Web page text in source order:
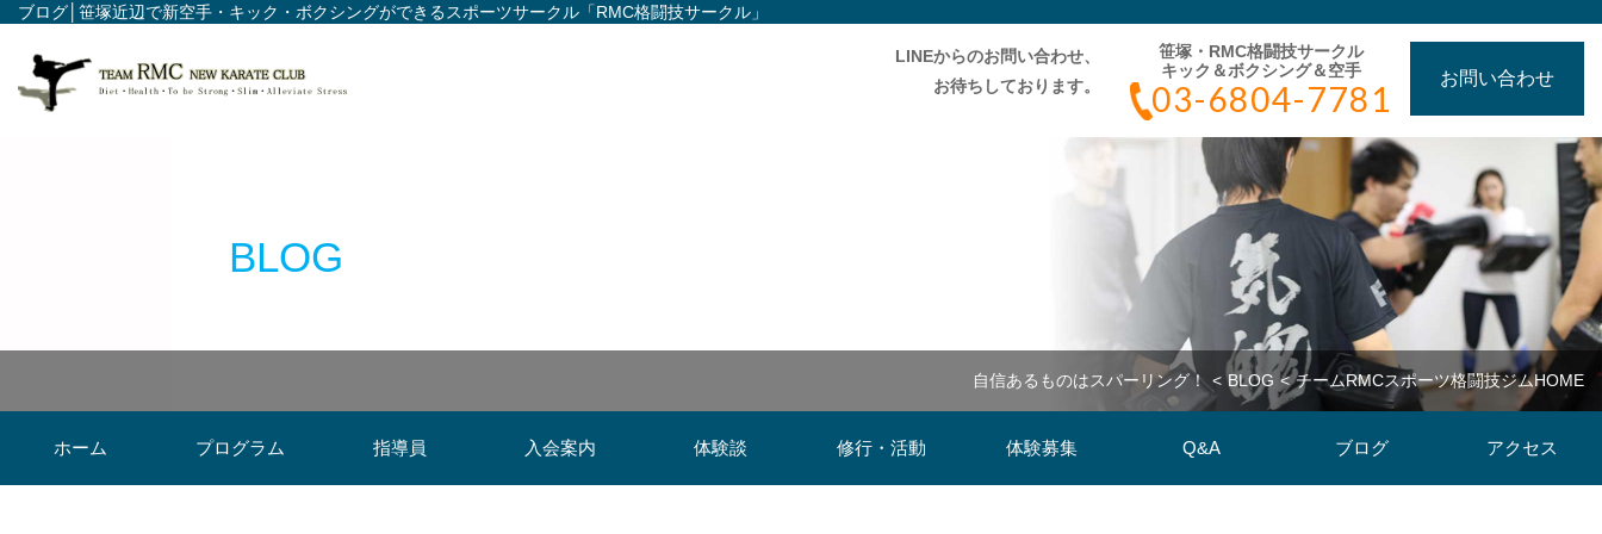
ブログ│笹塚近辺で新空手・キック・ボクシングができるスポーツサークル「RMC格闘技サークル」
お問い合わせ
笹塚・RMC格闘技サークル
キック＆ボクシング＆空手
03-6804-7781
LINEからのお問い合わせ、
お待ちしております。
BLOG
チームRMCスポーツ格闘技ジムHOME
BLOG
自信あるものはスパーリング！
ホーム プログラム 指導員 入会案内 体験談 修行・活動 体験募集 Q&A ブログ アクセス